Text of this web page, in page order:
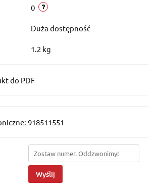
0
Duża dostępność
1.2 kg
do PDF
918511551
Wyślij